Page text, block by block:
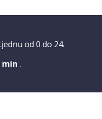
od 0 do 24.
min .